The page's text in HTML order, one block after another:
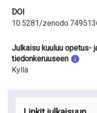
DOI
10.5281/
Julkaisu kuuluu opetus-
tiedonkeruuseen
Kyllä